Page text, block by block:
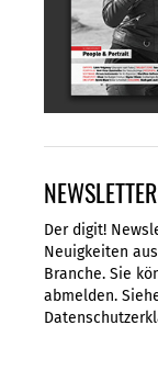
Der digit!
Neuigkeiten
Branche. Sie
abmelden.